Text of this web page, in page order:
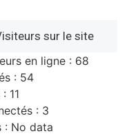
sur le site
en ligne : 68
: 54
11
: 3
: No data